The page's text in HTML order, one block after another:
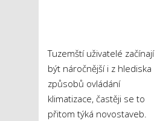
Tuzemští uživatelé začínají
být náročnější i z hlediska
způsobů ovládání
klimatizace, častěji se to
přitom týká novostaveb.